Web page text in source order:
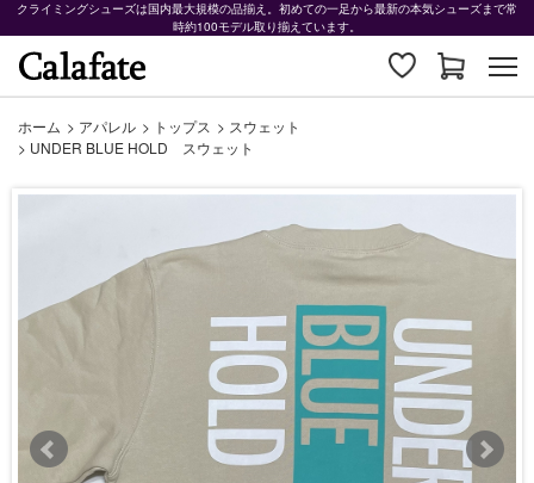
クライミングシューズは国内最大規模の品揃え。初めての一足から最新の本気シューズまで常
時約100モデル取り揃えています。
ホーム > アパレル > トップス > スウェット
> UNDER BLUE HOLD スウェット